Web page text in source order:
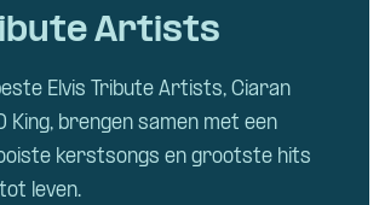
Artists
Elvis Tribute Artists, Ciaran
King, brengen samen met een
kerstsongs en grootste hits
tot leven.